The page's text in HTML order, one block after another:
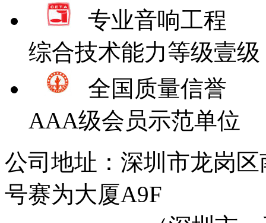
专业音响工程
综合技术能力等级壹级
全国质量信誉
AAA级会员示范单位
公司地址：深圳市龙岗
号赛为大厦A9F